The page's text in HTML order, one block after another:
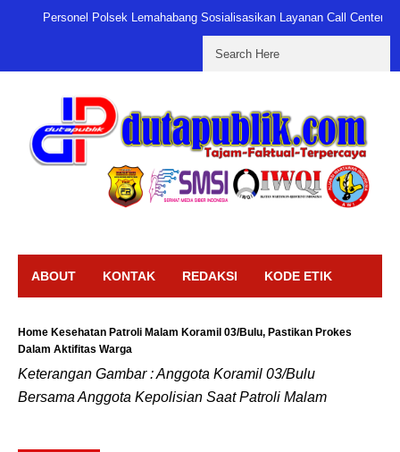
Personel Polsek Lemahabang Sosialisasikan Layanan Call Center
ABOUT KONTAK REDAKSI KODE ETIK
Home Kesehatan Patroli Malam Koramil 03/Bulu, Pastikan Prokes
Dalam Aktifitas Warga
Keterangan Gambar : Anggota Koramil 03/Bulu
Bersama Anggota Kepolisian Saat Patroli Malam